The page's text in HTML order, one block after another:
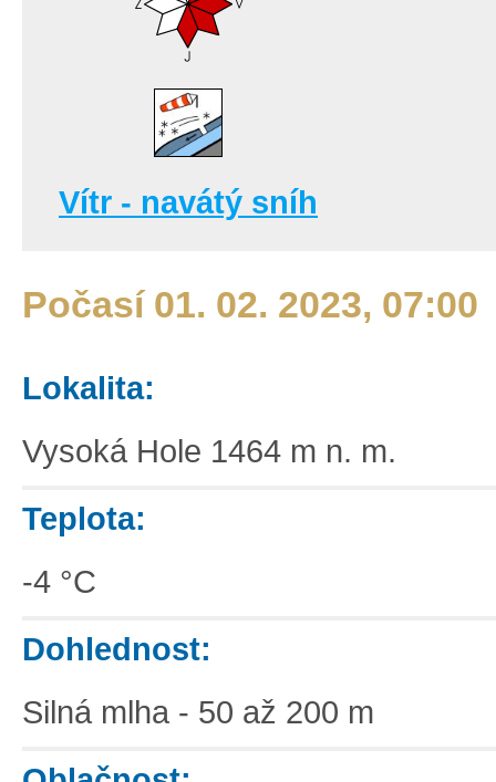
Vítr - navátý sníh
Počasí 01. 02. 2023, 07:00
Lokalita:
Vysoká Hole 1464 m n. m.
Teplota:
-4 °C
Dohlednost:
Silná mlha - 50 až 200 m